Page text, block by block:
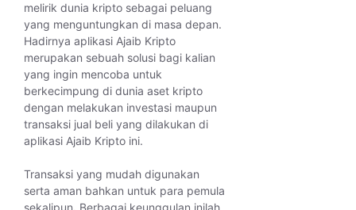
melirik dunia kripto sebagai peluang
yang menguntungkan di masa depan.
Hadirnya aplikasi Ajaib Kripto
merupakan sebuah solusi bagi kalian
yang ingin mencoba untuk
berkecimpung di dunia aset kripto
dengan melakukan investasi maupun
transaksi jual beli yang dilakukan di
aplikasi Ajaib Kripto ini.
Transaksi yang mudah digunakan
serta aman bahkan untuk para pemula
sekalipun. Berbagai keunggulan inilah